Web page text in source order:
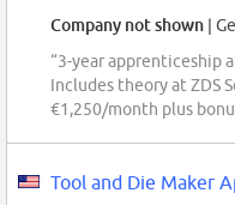
Company not shown |
“3-year apprenticeship
Includes theory at ZDS
€1,250/month plus
Tool and Die Maker